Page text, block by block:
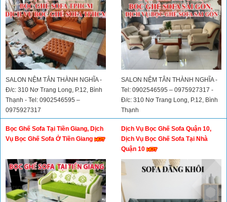
SALON NỆM TÂN THÀNH NGHĨA -
Đ/c: 310 Nơ Trang Long, P.12, Bình
Thạnh - Tel: 0902546595 –
0975927317
SALON NỆM TÂN THÀNH NGHĨA -
Tel: 0902546595 – 0975927317 -
Đ/c: 310 Nơ Trang Long, P.12, Bình
Thạnh
Bọc Ghế Sofa Tại Tiền Giang, Dịch
Vụ Bọc Ghế Sofa Ở Tiền Giang
Dịch Vụ Bọc Ghế Sofa Quận 10,
Dịch Vụ Bọc Ghế Sofa Tại Nhà
Quận 10